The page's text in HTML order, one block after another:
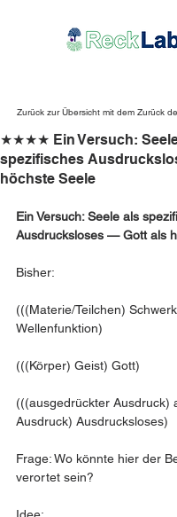
Zurück zur Übersicht mit dem Zurück
★★★★ Ein Versuch:
spezifisches
höchste Seele
Ein Versuch: Seele als
Ausdrucksloses — Gott als
Bisher:
(((Materie/Teilchen)
Wellenfunktion)
(((Körper) Geist) Gott)
(((ausgedrückter Ausdruck)
Ausdruck) Ausdrucksloses)
Frage: Wo könnte hier der
verortet sein?